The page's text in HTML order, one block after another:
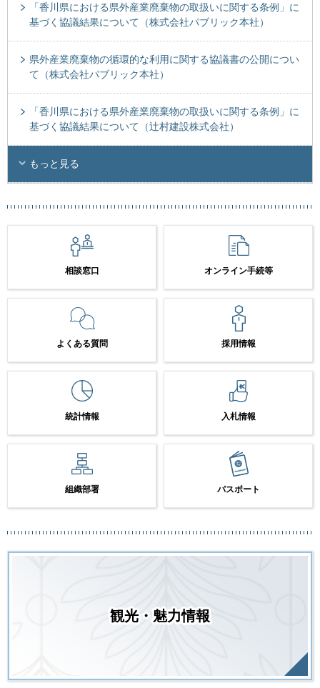
「香川県における県外産業廃棄物の取扱いに関する条例」に
基づく協議結果について（株式会社パブリック本社）
県外産業廃棄物の循環的な利用に関する協議書の公開につい
て（株式会社パブリック本社）
「香川県における県外産業廃棄物の取扱いに関する条例」に
基づく協議結果について（辻村建設株式会社）
もっと見る
相談窓口 オンライン手続等
よくある質問 採用情報
統計情報 入札情報
組織部署 パスポート
観光・魅力情報